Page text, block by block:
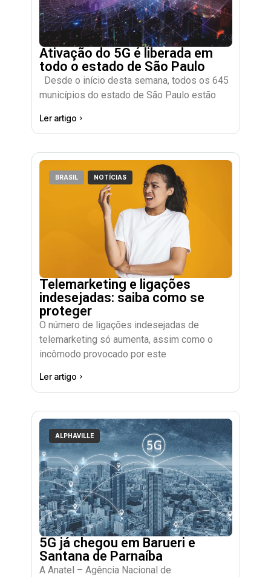
Ativação do 5G é liberada em
todo o estado de São Paulo
Desde o início desta semana, todos os 645
municípios do estado de São Paulo estão
Ler artigo
BRASIL NOTÍCIAS
Telemarketing e ligações
indesejadas: saiba como se
proteger
O número de ligações indesejadas de
telemarketing só aumenta, assim como o
incômodo provocado por este
Ler artigo
ALPHAVILLE
5G já chegou em Barueri e
Santana de Parnaíba
A Anatel – Agência Nacional de